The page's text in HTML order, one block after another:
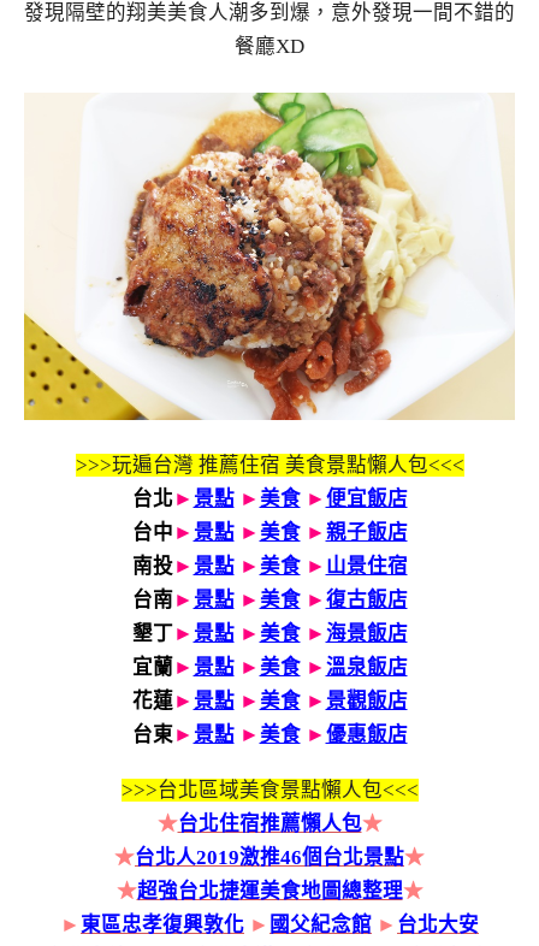
發現隔壁的翔美美食人潮多到爆，意外發現一間不錯的
餐廳XD
>>>玩遍台灣 推薦住宿 美食景點懶人包<<<
台北 ► 景點 ► 美食► 便宜飯店
台中 ► 景點 ► 美食► 親子飯店
南投► 景點 ► 美食► 山景住宿
台南► 景點 ► 美食► 復古飯店
墾丁► 景點 ► 美食► 海景飯店
宜蘭 ► 景點 ► 美食► 溫泉飯店
花蓮► 景點 ► 美食► 景觀飯店
台東► 景點 ► 美食► 優惠飯店
>>>台北區域美食景點懶人包<<<
★台北住宿推薦懶人包★
★台北人2019激推46個台北景點★
★超強台北捷運美食地圖總整理★
► 東區忠孝復興敦化 ► 國父紀念館 ► 台北大安